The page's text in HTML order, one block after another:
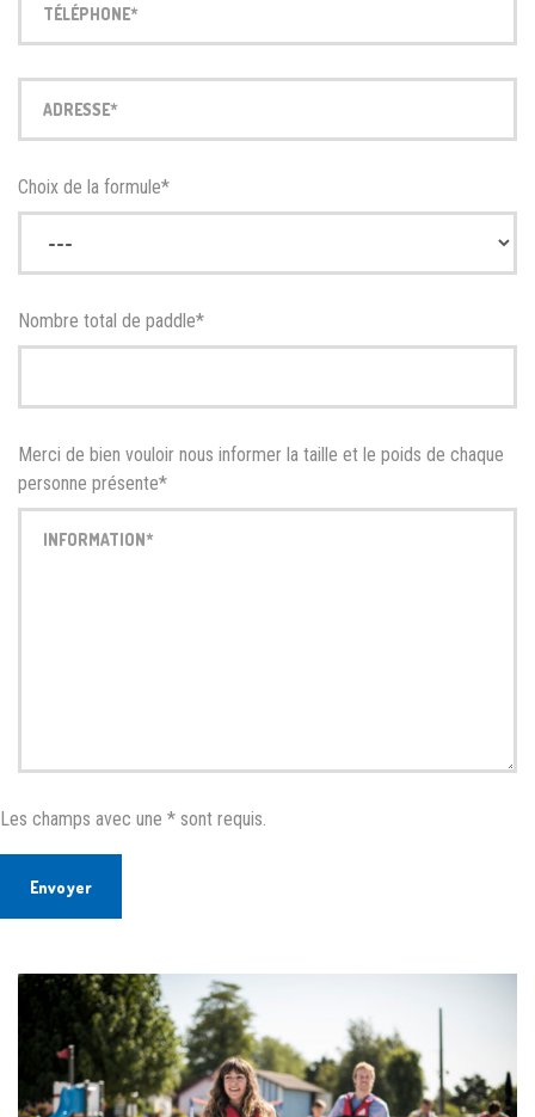
Choix de la formule*
Nombre total de paddle*
Merci de bien vouloir nous informer la taille et le poids de chaque
personne présente*
Les champs avec une * sont requis.